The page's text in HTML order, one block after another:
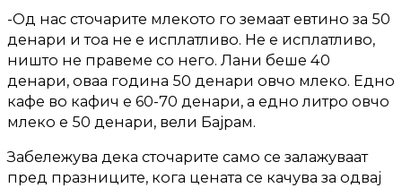
-Од нас сточарите млекото го земаат евтино за 50
денари и тоа не е исплатливо. Не е исплатливо,
ништо не правеме со него. Лани беше 40
денари, оваа година 50 денари овчо млеко. Едно
кафе во кафич е 60-70 денари, а едно литро овчо
млеко е 50 денари, вели Бајрам.
Забележува дека сточарите само се залажуваат
пред празниците, кога цената се качува за одвај